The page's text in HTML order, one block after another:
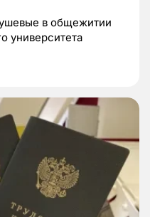
в общежитии
университета